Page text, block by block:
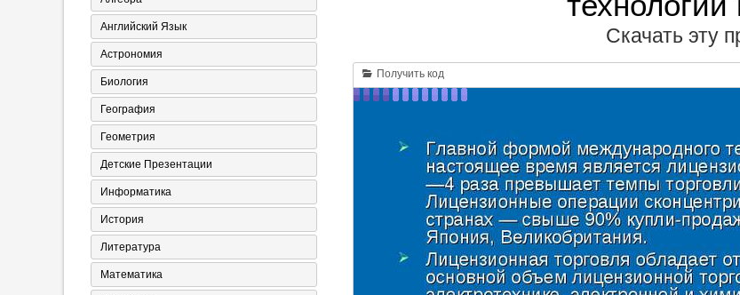
Английский Язык
Астрономия
Биология
География
Геометрия
Детские Презентации
Информатика
История
Литература
Математика
Скачать эту
Получить код